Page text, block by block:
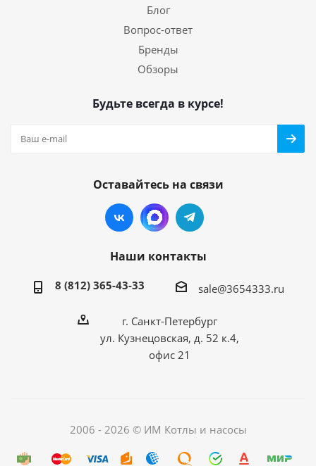
Блог
Вопрос-ответ
Бренды
Обзоры
Будьте всегда в курсе!
Оставайтесь на связи
Наши контакты
8 (812) 365-43-33 sale@3654333.ru
г. Санкт-Петербург
ул. Кузнецовская, д. 52 к.4,
офис 21
2006 - 2026 © ИМ Котлы и насосы